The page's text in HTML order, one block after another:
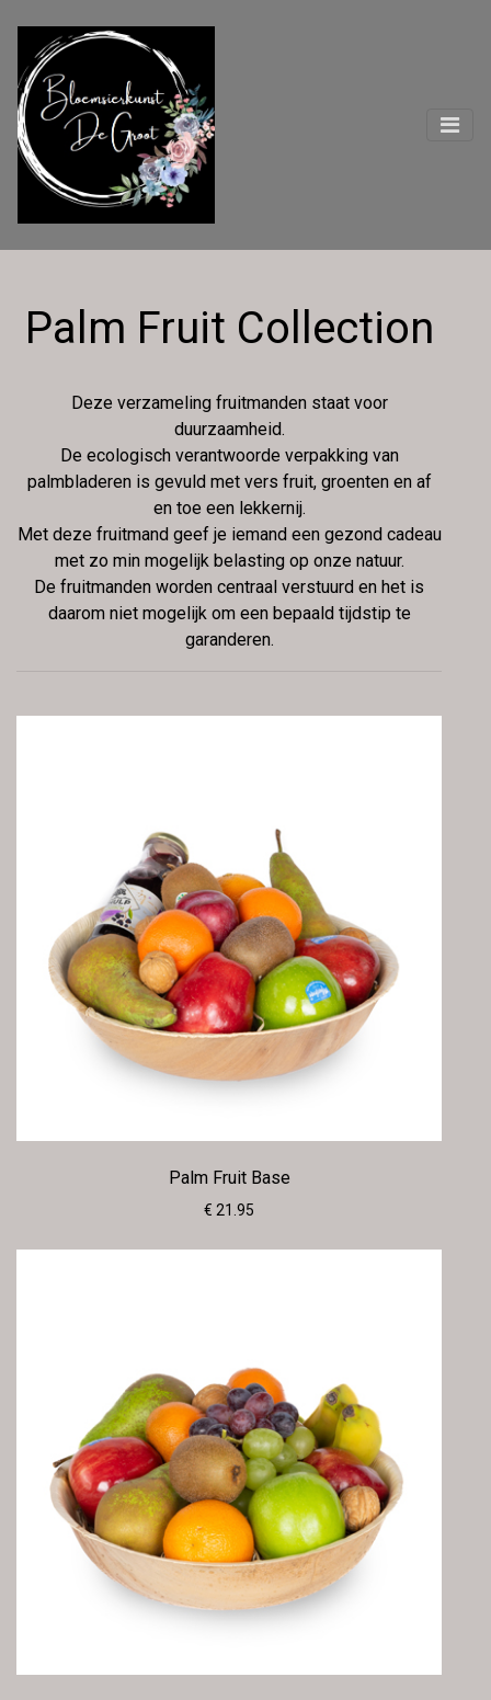
Palm Fruit Collection
Deze verzameling fruitmanden staat voor
duurzaamheid.
De ecologisch verantwoorde verpakking van
palmbladeren is gevuld met vers fruit, groenten en af
en toe een lekkernij.
Met deze fruitmand geef je iemand een gezond cadeau
met zo min mogelijk belasting op onze natuur.
De fruitmanden worden centraal verstuurd en het is
daarom niet mogelijk om een bepaald tijdstip te
garanderen.
Palm Fruit Base
€ 21.95